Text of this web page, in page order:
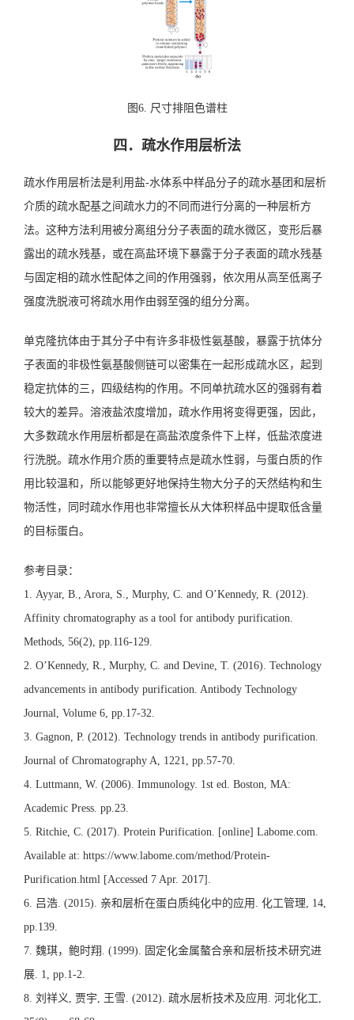
图6. 尺寸排阻色谱柱
四．疏水作用层析法
疏水作用层析法是利用盐-水体系中样品分子的疏水基团和层析
介质的疏水配基之间疏水力的不同而进行分离的一种层析方
法。这种方法利用被分离组分分子表面的疏水微区，变形后暴
露出的疏水残基，或在高盐环境下暴露于分子表面的疏水残基
与固定相的疏水性配体之间的作用强弱，依次用从高至低离子
强度洗脱液可将疏水用作由弱至强的组分分离。
单克隆抗体由于其分子中有许多非极性氨基酸，暴露于抗体分
子表面的非极性氨基酸侧链可以密集在一起形成疏水区，起到
稳定抗体的三，四级结构的作用。不同单抗疏水区的强弱有着
较大的差异。溶液盐浓度增加，疏水作用将变得更强，因此，
大多数疏水作用层析都是在高盐浓度条件下上样，低盐浓度进
行洗脱。疏水作用介质的重要特点是疏水性弱，与蛋白质的作
用比较温和，所以能够更好地保持生物大分子的天然结构和生
物活性，同时疏水作用也非常擅长从大体积样品中提取低含量
的目标蛋白。
参考目录：
1. Ayyar, B., Arora, S., Murphy, C. and O’Kennedy, R. (2012).
Affinity chromatography as a tool for antibody purification.
Methods, 56(2), pp.116-129.
2. O’Kennedy, R., Murphy, C. and Devine, T. (2016). Technology
advancements in antibody purification. Antibody Technology
Journal, Volume 6, pp.17-32.
3. Gagnon, P. (2012). Technology trends in antibody purification.
Journal of Chromatography A, 1221, pp.57-70.
4. Luttmann, W. (2006). Immunology. 1st ed. Boston, MA:
Academic Press. pp.23.
5. Ritchie, C. (2017). Protein Purification. [online] Labome.com.
Available at: https://www.labome.com/method/Protein-
Purification.html [Accessed 7 Apr. 2017].
6. 吕浩. (2015). 亲和层析在蛋白质纯化中的应用. 化工管理, 14,
pp.139.
7. 魏琪，鲍时翔. (1999). 固定化金属螯合亲和层析技术研究进
展. 1, pp.1-2.
8. 刘祥义, 贾宇, 王雪. (2012). 疏水层析技术及应用. 河北化工,